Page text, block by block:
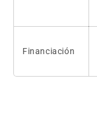
Financiación